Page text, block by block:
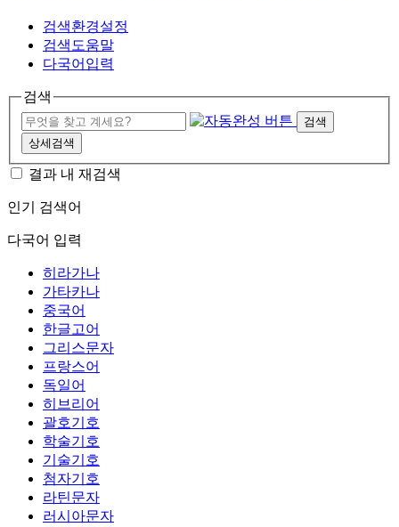
검색환경설정
검색도움말
다국어입력
검색
검색
상세검색
결과 내 재검색
인기 검색어
다국어 입력
히라가나
가타카나
중국어
한글고어
그리스문자
프랑스어
독일어
히브리어
괄호기호
학술기호
기술기호
첨자기호
라틴문자
러시아문자